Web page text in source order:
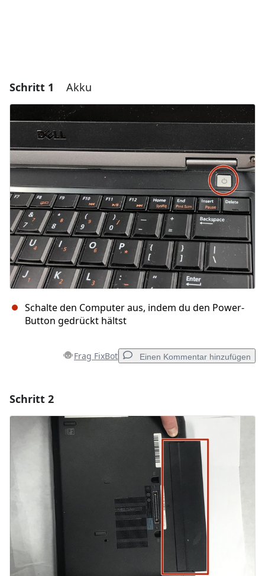
Schritt 1 Akku
Schalte den Computer aus, indem du den Power-
Button gedrückt hältst
Frag FixBot Einen Kommentar hinzufügen
Kommentar hinzufügen
Abbrechen Kommentieren
Schritt 2